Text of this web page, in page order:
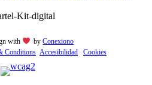
with byConexiono
Conditions Accesibilidad Cookies